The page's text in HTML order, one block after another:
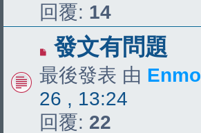
回覆: 14
發文有問題
最後發表 由 Enmo
26 , 13:24
回覆: 22